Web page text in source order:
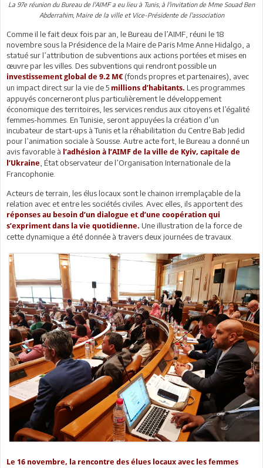
La 97e réunion du Bureau de l'AIMF a eu lieu à Tunis, à l'invitation de Mme Souad Ben
Abderrahim, Maire de la ville et Vice-Présidente de l'association
Comme il le fait deux fois par an, le Bureau de l’AIMF, réuni le 18
novembre sous la Présidence de la Maire de Paris Mme Anne Hidalgo, a
statué sur l’attribution de subventions aux actions portées et mises en
œuvre par les villes. Des subventions qui rendront possible un
investissement global de 9.2 M€ (fonds propres et partenaires), avec
un impact direct sur la vie de 5 millions d’habitants. Les programmes
appuyés concerneront plus particulièrement le développement
économique des territoires, les services rendus aux citoyens et l’égalité
femmes-hommes. En Tunisie, seront appuyées la création d’un
incubateur de start-ups à Tunis et la réhabilitation du Centre Bab Jedid
pour l’animation sociale à Sousse. Autre acte fort, le Bureau a donné un
avis favorable à l’adhésion à l’AIMF de la ville de Kyiv, capitale de
l’Ukraine, État observateur de l’Organisation Internationale de la
Francophonie.
Acteurs de terrain, les élus locaux sont le chainon irremplaçable de la
relation avec et entre les sociétés civiles. Avec elles, ils apportent des
réponses au besoin d’un dialogue et d’une coopération qui
s’expriment dans la vie quotidienne. Une illustration de la force de
cette dynamique a été donnée à travers deux journées de travaux.
Le 16 novembre, la rencontre des élues locaux avec les femmes